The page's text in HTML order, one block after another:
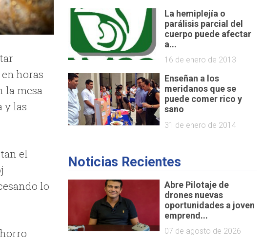
horas
la mesa
y las
el
lo
La hemiplejía o
parálisis parcial del
cuerpo puede afectar
a...
16 de enero de 2013
Enseñan a los
meridanos que se
puede comer rico y
sano
31 de enero de 2014
Noticias Recientes
Abre Pilotaje de
drones nuevas
oportunidades a joven
emprend...
07 de agosto de 2026